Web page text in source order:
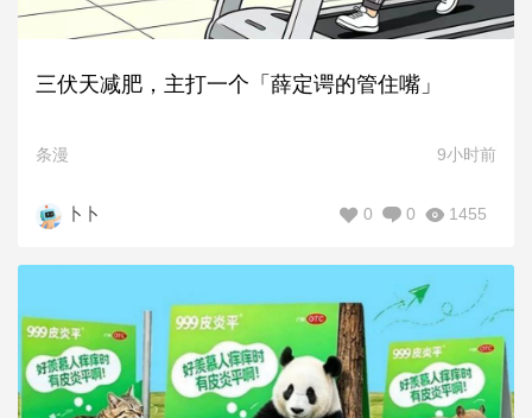
三伏天减肥，主打一个「薛定谔的管住嘴」
条漫 9小时前
卜卜 1455
0
0